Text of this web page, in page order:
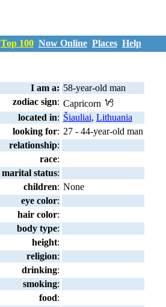
Top 100 Now Online Places Help
I am a: 58-year-old man
zodiac sign: Capricorn
located in: Šiauliai, Lithuania
looking for: 27 - 44-year-old man
relationship:
race:
marital status:
children: None
eye color:
hair color:
body type:
height:
religion:
drinking:
smoking:
food: